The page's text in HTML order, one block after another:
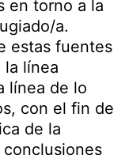
en torno a la
a.
estas fuentes
línea
línea de lo
con el fin de
de la